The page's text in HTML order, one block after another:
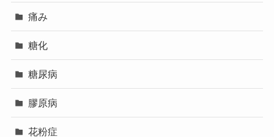
痛み
糖化
糖尿病
膠原病
花粉症